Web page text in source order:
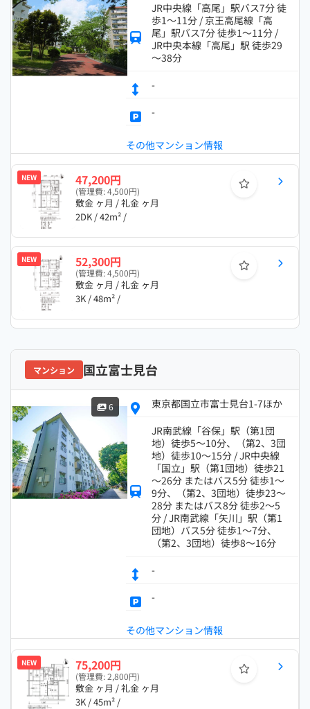
JR中央線「高尾」駅バス7分 徒
歩1～11分 / 京王高尾線「高
尾」駅バス7分 徒歩1～11分 /
JR中央本線「高尾」駅 徒歩29
～38分
-
-
その他マンション情報
NEW 47,200円
(管理費: 4,500円)
敷金 ヶ月 / 礼金 ヶ月
2DK / 42m² /
NEW 52,300円
(管理費: 4,500円)
敷金 ヶ月 / 礼金 ヶ月
3K / 48m² /
マンション 国立富士見台
6
東京都国立市富士見台1-7ほか
JR南武線「谷保」駅（第1団
地）徒歩5～10分、（第2、3団
地）徒歩10～15分 / JR中央線
「国立」駅（第1団地）徒歩21
～26分 またはバス5分 徒歩1～
9分、（第2、3団地）徒歩23～
28分 またはバス8分 徒歩2～5
分 / JR南武線「矢川」駅（第1
団地）バス5分 徒歩1～7分、
（第2、3団地）徒歩8～16分
-
-
その他マンション情報
NEW 75,200円
(管理費: 2,800円)
敷金 ヶ月 / 礼金 ヶ月
3K / 45m² /